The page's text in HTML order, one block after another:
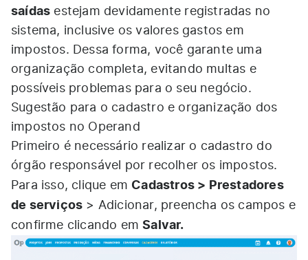
saídas estejam devidamente registradas no
sistema, inclusive os valores gastos em
impostos. Dessa forma, você garante uma
organização completa, evitando multas e
possíveis problemas para o seu negócio.
Sugestão para o cadastro e organização dos
impostos no Operand
Primeiro é necessário realizar o cadastro do
órgão responsável por recolher os impostos.
Para isso, clique em Cadastros > Prestadores
de serviços > Adicionar, preencha os campos e
confirme clicando emSalvar.